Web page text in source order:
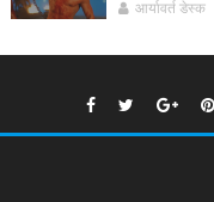
आर्यावर्त डेस्क